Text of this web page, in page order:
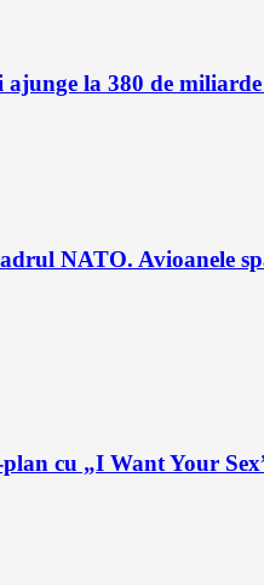
la 380 de miliarde
NATO. Avioanele
cu „I Want Your